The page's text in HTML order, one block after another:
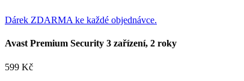
Dárek ZDARMA ke každé objednávce.
Avast Premium Security 3 zařízení, 2 roky
599 Kč